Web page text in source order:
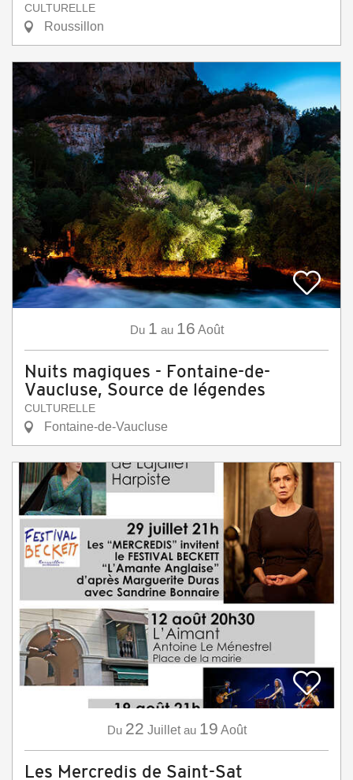
CULTURELLE
Roussillon
Du 1 au 16 Août
Nuits magiques - Fontaine-de-
Vaucluse, Source de légendes
CULTURELLE
Fontaine-de-Vaucluse
Du 22 Juillet au 19 Août
Les Mercredis de Saint-Sat